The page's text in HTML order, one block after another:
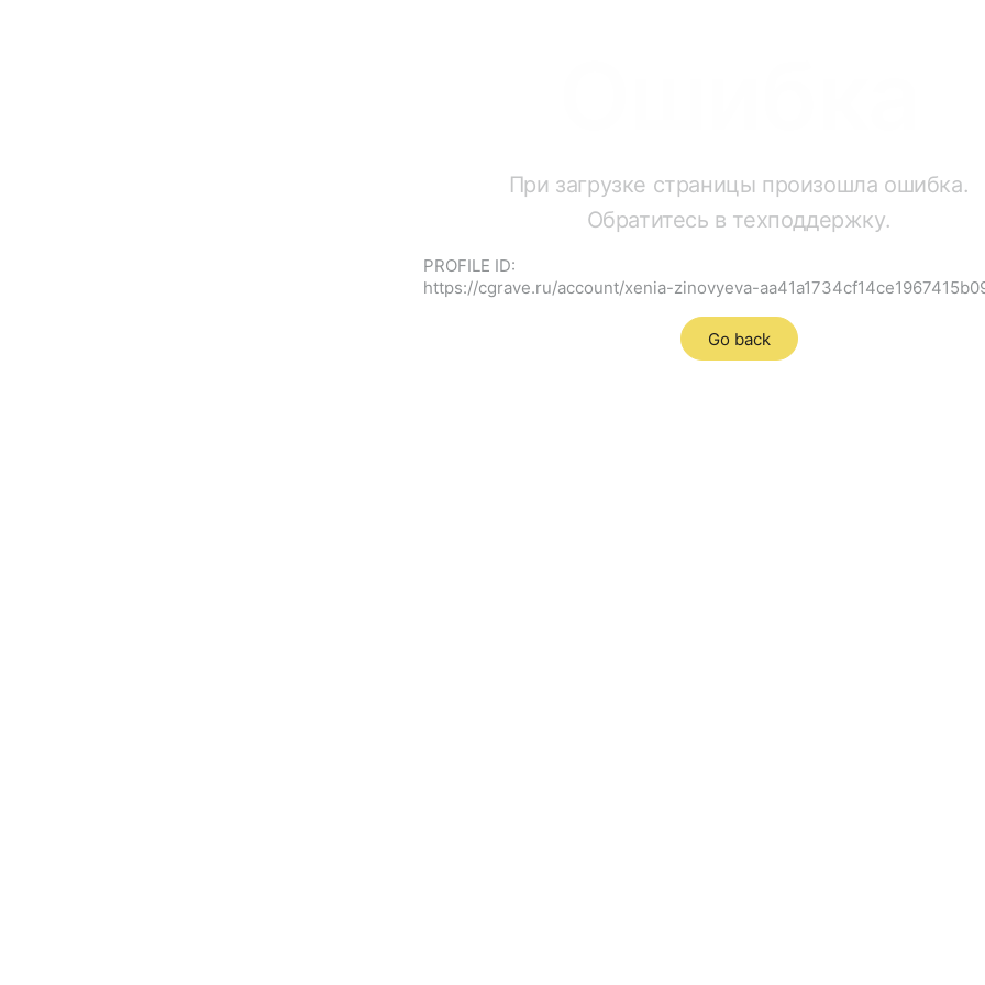
При загрузке страницы произошла ошибка.
Обратитесь в техподдержку.
PROFILE ID:
https://cgrave.ru/account/xenia-zinovyeva-
Go back